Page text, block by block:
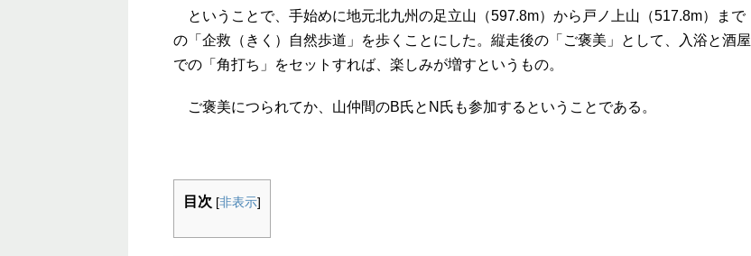
ということで、手始めに地元北九州の足立山（597.8m）から戸ノ上山（517.8m）まで
の「企救（きく）自然歩道」を歩くことにした。縦走後の「ご褒美」として、入浴と酒屋
での「角打ち」をセットすれば、楽しみが増すというもの。
ご褒美につられてか、山仲間のB氏とN氏も参加するということである。
目次 [非表示]